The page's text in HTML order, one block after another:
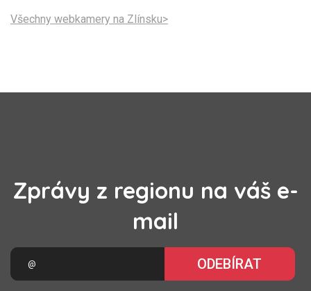
Všechny webkamery na Zlínsku>
Zprávy z regionu na váš e-
mail
ODEBÍRAT